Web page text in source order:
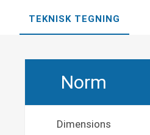
TEKNISK TEGNING
Norm
Dimensions